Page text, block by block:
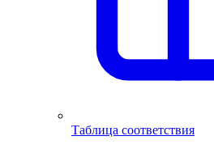
Таблица соответствия